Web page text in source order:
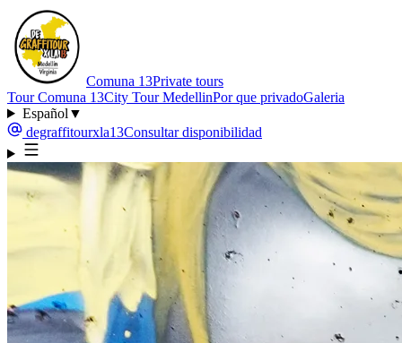
Comuna 13Private tours
Tour Comuna 13City Tour MedellinPor que privadoGaleria
Español ▼
degraffitourxla13Consultar disponibilidad